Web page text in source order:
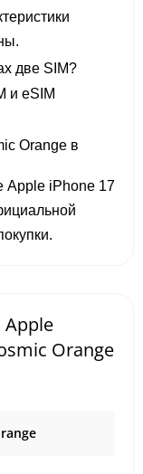
две SIM?
и eSIM
Orange в
Apple iPhone 17
Apple
Orange